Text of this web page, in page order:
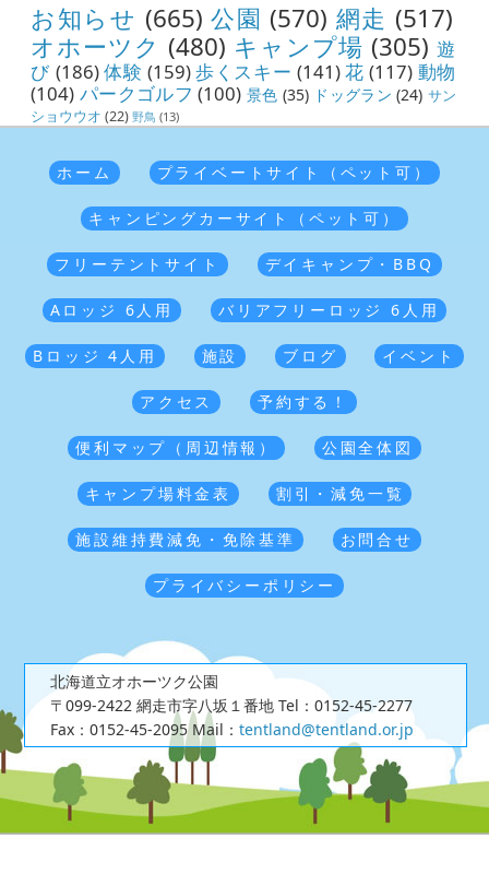
お知らせ (665) 公園 (570) 網走 (517)
オホーツク (480) キャンプ場 (305) 遊
び (186)体験 (159)歩くスキー (141)花 (117) 動物
(104) パークゴルフ (100) 景色 (35) ドッグラン (24) サン
ショウウオ (22) 野鳥 (13)
ホーム プライベートサイト（ペット可）
キャンピングカーサイト（ペット可）
フリーテントサイト デイキャンプ・BBQ
Aロッジ 6人用 バリアフリーロッジ 6人用
Bロッジ 4人用 施設 ブログ イベント
アクセス 予約する！
便利マップ（周辺情報） 公園全体図
キャンプ場料金表 割引・減免一覧
施設維持費減免・免除基準 お問合せ
プライバシーポリシー
北海道立オホーツク公園
〒099-2422 網走市字八坂１番地 Tel：0152-45-2277
Fax：0152-45-2095Mail： tentland@tentland.or.jp